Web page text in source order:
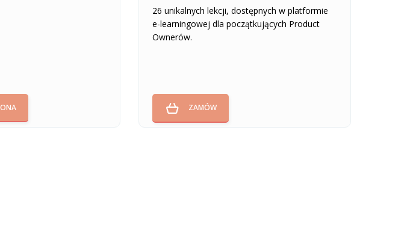
26 unikalnych lekcji, dostępnych w platformie
e-learningowej dla początkujących Product
Ownerów.
ZAMÓW